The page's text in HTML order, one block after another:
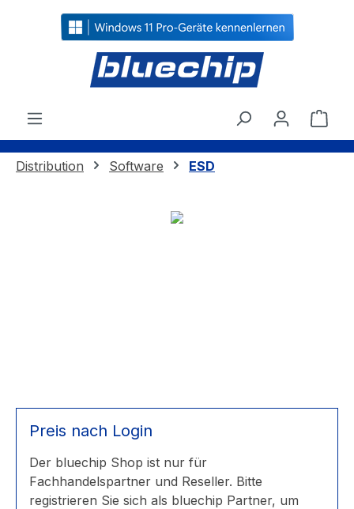
springen
Distribution Software ESD
Bildergalerie überspringen
Preis nach Login
Der bluechip Shop ist nur für
Fachhandelspartner und Reseller. Bitte
registrieren Sie sich als bluechip Partner, um